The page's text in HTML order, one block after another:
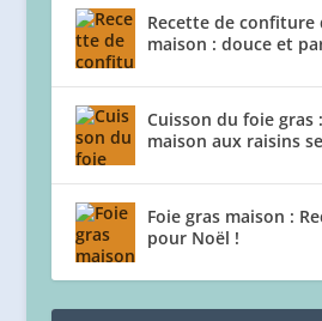
Recette de confiture
maison : douce et
Cuisson du foie gras
maison aux raisins
Foie gras maison :
pour Noël !